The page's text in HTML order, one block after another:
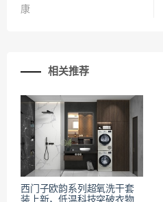
康
相关推荐
西门子欧韵系列超氧洗干套